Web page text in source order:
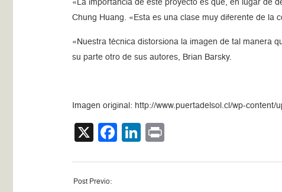
«La importancia de este proyecto es que, en lugar de
Chung Huang. «Esta es una clase muy diferente de la
«Nuestra técnica distorsiona la imagen de tal manera
su parte otro de sus autores, Brian Barsky.
Imagen original: http://www.puertadelsol.cl/wp-content/
X Facebook
LinkedIn
Post Previo: